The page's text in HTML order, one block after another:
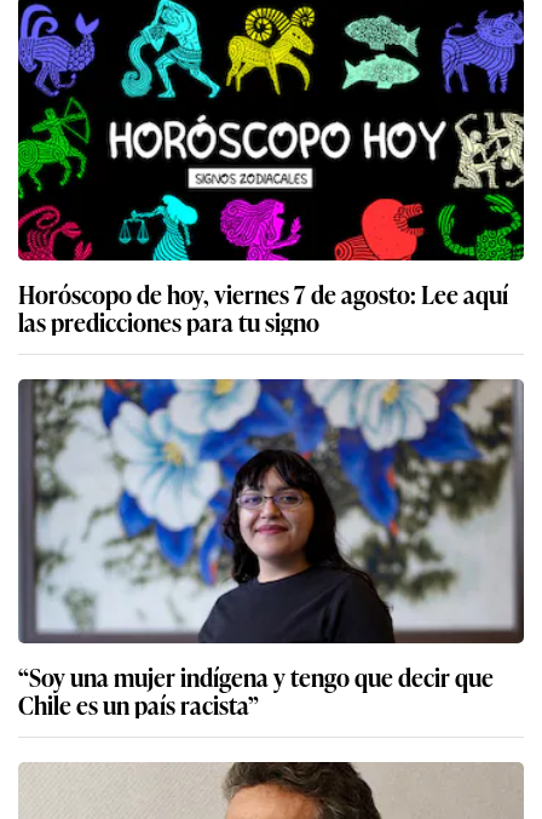
Horóscopo de hoy, viernes 7 de agosto: Lee aquí
las predicciones para tu signo
“Soy una mujer indígena y tengo que decir que
Chile es un país racista”